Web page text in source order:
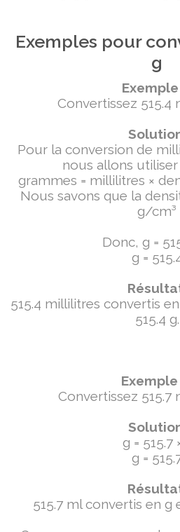
Exemples pour
g
Exemple
Convertissez 515.4
Pour la conversion de
nous allons
grammes = millilitres ×
Nous savons que la
g/cm³
Donc, g =
g =
515.4 millilitres convertis
515.4 g.
Exemple
Convertissez 515.7
g = 515.7
g =
515.7 ml convertis en g